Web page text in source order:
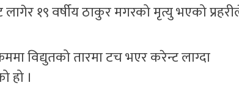
लागेर १९ वर्षीय ठाकुर मगरको मृत्यु भएको
विद्युतको तारमा टच भएर करेन्ट लाग्दा
हो ।